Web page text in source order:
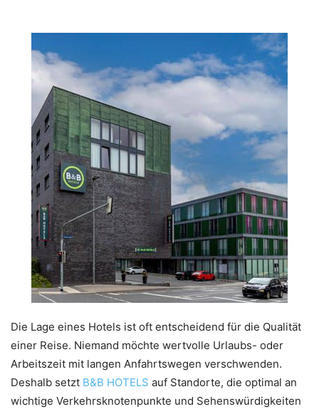
Die Lage eines Hotels ist oft entscheidend für die Qualität
einer Reise. Niemand möchte wertvolle Urlaubs- oder
Arbeitszeit mit langen Anfahrtswegen verschwenden.
Deshalb setzt B&B HOTELS auf Standorte, die optimal an
wichtige Verkehrsknotenpunkte und Sehenswürdigkeiten